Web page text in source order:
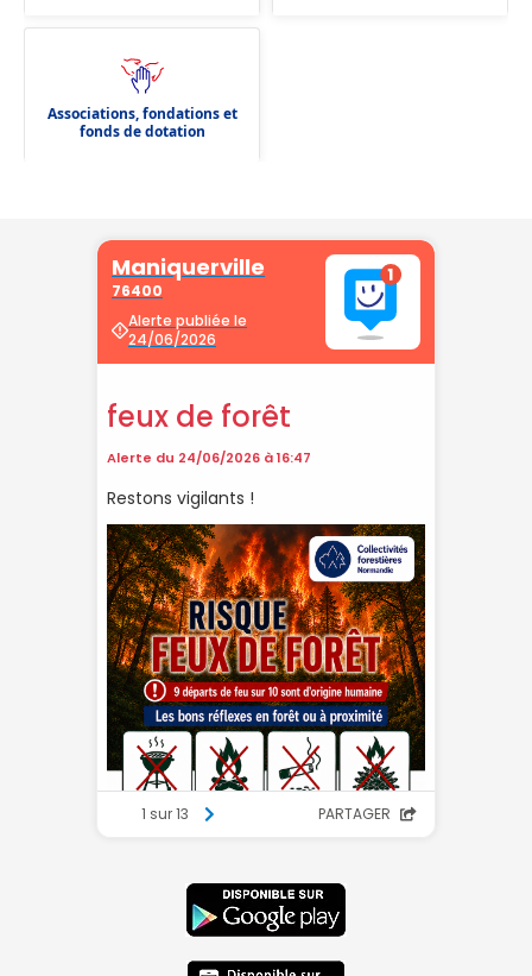
Associations, fondations et
fonds de dotation